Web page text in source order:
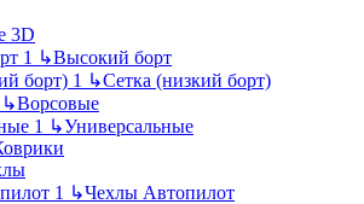
3D
↳Высокий борт
↳Сетка (низкий борт)
↳Ворсовые
↳Универсальные
↳Чехлы Автопилот